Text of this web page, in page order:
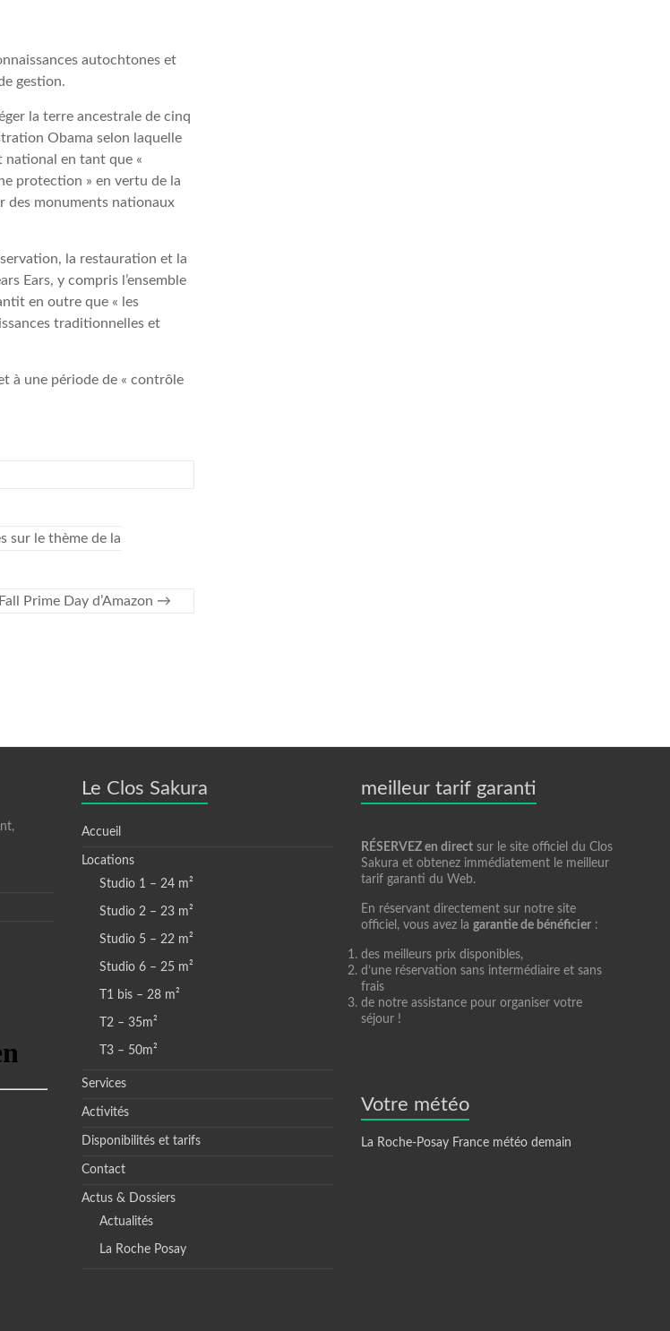
autochtones et
gestion.
la terre ancestrale de cinq
Obama selon laquelle
national en tant que «
protection » en vertu de la
des monuments nationaux
la restauration et la
Ears, y compris l’ensemble
en outre que « les
traditionnelles et
à une période de « contrôle
sur le thème de la
Prime Day d’Amazon →
Le Clos Sakura
Accueil
Locations
Studio 1 – 24 m²
Studio 2 – 23 m²
Studio 5 – 22 m²
Studio 6 – 25 m²
T1 bis – 28 m²
T2 – 35m²
T3 – 50m²
Services
Activités
Disponibilités et tarifs
Contact
Actus & Dossiers
Actualités
La Roche Posay
meilleur tarif garanti
RÉSERVEZ en direct sur le site officiel du Clos
Sakura et obtenez immédiatement le meilleur
tarif garanti du Web.
En réservant directement sur notre site
officiel, vous avez la garantie de bénéficier :
des meilleurs prix disponibles,
d’une réservation sans intermédiaire et sans
frais
de notre assistance pour organiser votre
séjour !
Votre météo
La Roche-Posay France météo demain